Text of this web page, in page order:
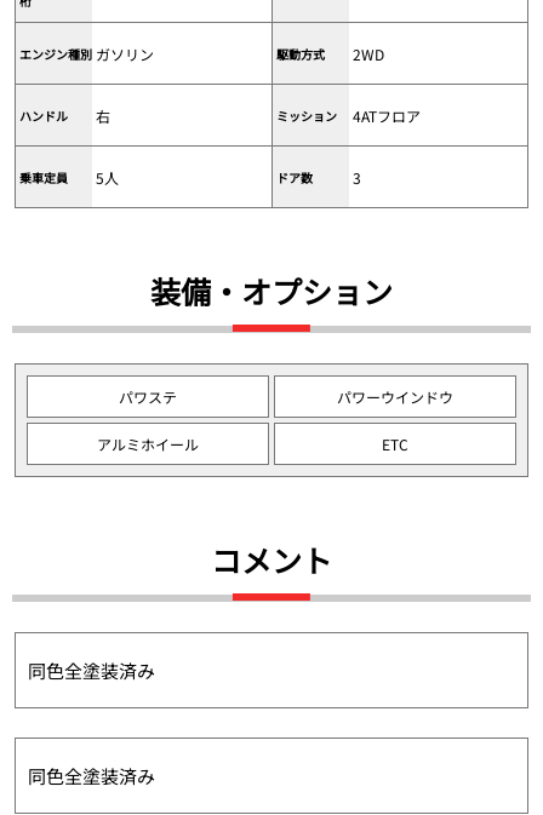
エンジン種別 ガソリン 駆動方式 2WD
ハンドル 右 ミッション 4ATフロア
乗車定員 5人 ドア数 3
装備・オプション
パワステ パワーウインドウ
アルミホイール ETC
コメント
同色全塗装済み
同色全塗装済み